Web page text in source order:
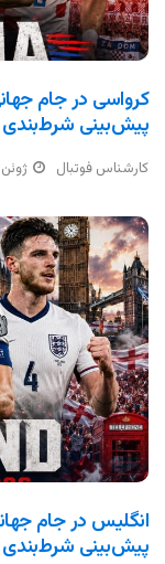
پیش‌بینی شرط‌بندی
کارشناس فوتبال ژوئن 10, 2026
پیش‌بینی شرط‌بندی